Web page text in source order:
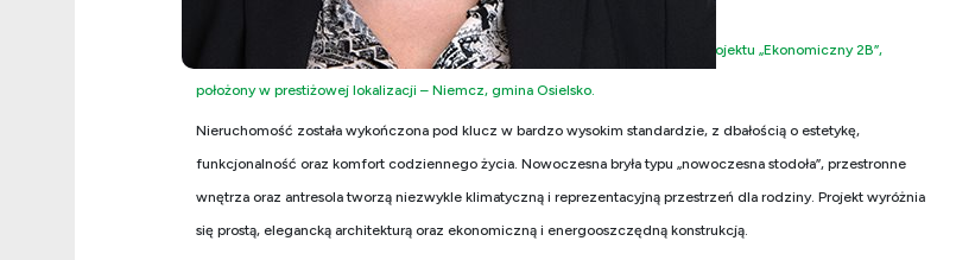
Na sprzedaż wyjątkowy dom jednorodzinny realizowany na bazie cenionego projektu „Ekonomiczny 2B”,
położony w prestiżowej lokalizacji – Niemcz, gmina Osielsko.
Nieruchomość została wykończona pod klucz w bardzo wysokim standardzie, z dbałością o estetykę,
funkcjonalność oraz komfort codziennego życia. Nowoczesna bryła typu „nowoczesna stodoła”, przestronne
wnętrza oraz antresola tworzą niezwykle klimatyczną i reprezentacyjną przestrzeń dla rodziny. Projekt wyróżnia
się prostą, elegancką architekturą oraz ekonomiczną i energooszczędną konstrukcją.